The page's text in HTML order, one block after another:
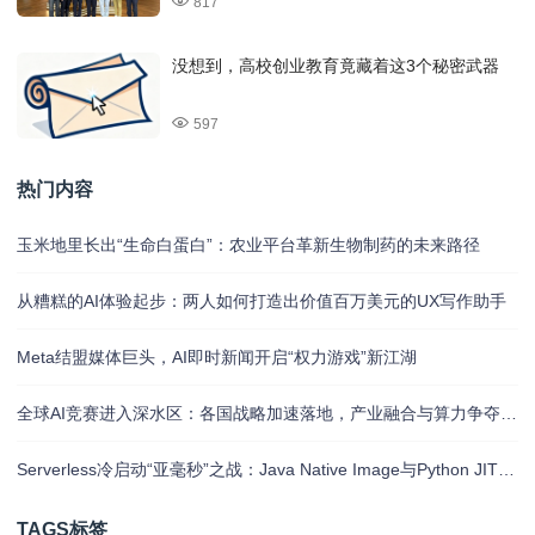
没想到，高校创业教育竟藏着这3个秘密武器
597
热门内容
玉米地里长出“生命白蛋白”：农业平台革新生物制药的未来路径
从糟糕的AI体验起步：两人如何打造出价值百万美元的UX写作助手
Meta结盟媒体巨头，AI即时新闻开启“权力游戏”新江湖
TAGS标签